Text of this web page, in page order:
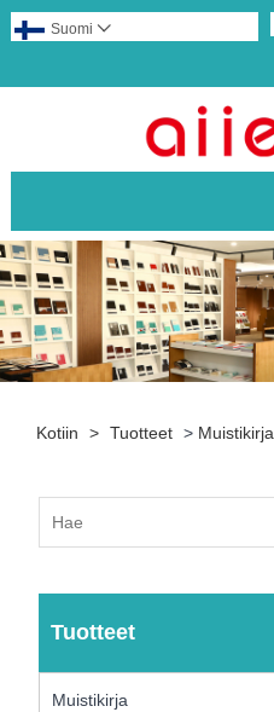
Suomi 
Kotiin > Tuotteet > Muistikirja
Tuotteet
Muistikirja